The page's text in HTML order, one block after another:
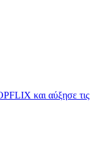
και αύξησε τις